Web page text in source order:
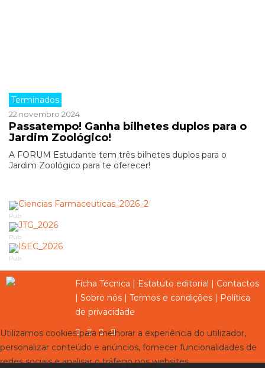
Terminados
22 novembro 2024
Passatempo! Ganha bilhetes duplos para o
Jardim Zoológico!
A FORUM Estudante tem três bilhetes duplos para o
Jardim Zoológico para te oferecer!
Pub
Pub
Pub
Ficha Técnica Estatuto editorial
Contactos
Sobre nós Termos e condições
Política
de privacidade
Utilizamos cookies para melhorar a experiência do utilizador,
personalizar conteúdo e anúncios, fornecer funcionalidades de
redes sociais e analisar o tráfego nos websites.